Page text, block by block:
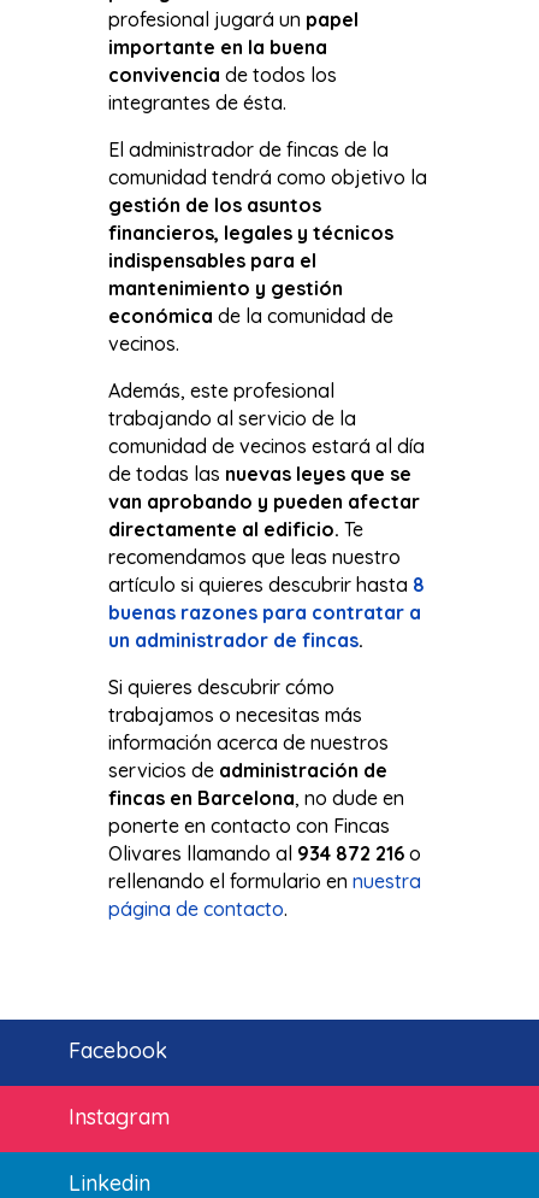
profesional jugará un papel
importante en la buena
convivencia de todos los
integrantes de ésta.
El administrador de fincas de la
comunidad tendrá como objetivo la
gestión de los asuntos
financieros, legales y técnicos
indispensables para el
mantenimiento y gestión
económica de la comunidad de
vecinos.
Además, este profesional
trabajando al servicio de la
comunidad de vecinos estará al día
de todas las nuevas leyes que se
van aprobando y pueden afectar
directamente al edificio. Te
recomendamos que leas nuestro
artículo si quieres descubrir hasta 8
buenas razones para contratar a
un administrador de fincas.
Si quieres descubrir cómo
trabajamos o necesitas más
información acerca de nuestros
servicios de administración de
fincas en Barcelona, no dude en
ponerte en contacto con Fincas
Olivares llamando al 934 872 216o
rellenando el formulario en nuestra
página de contacto.
Facebook
Instagram
Linkedin